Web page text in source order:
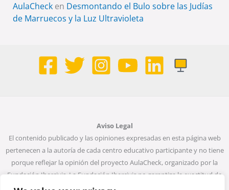
AulaChecken Desmontando el Bulo sobre las Judías
de Marruecos y la Luz Ultravioleta
Aviso Legal
El contenido publicado y las opiniones expresadas en esta página web
pertenecen a la autoría de cada centro educativo participante y no tiene
porque reflejar la opinión del proyecto AulaCheck, organizado por la
Fundación Ibercivis. La Fundación Ibercivis no garantiza la exactitud de
todos los datos incluidos en las entradas de la web. Ni la Fundación